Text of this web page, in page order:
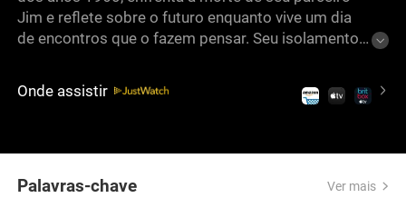
Jim e reflete sobre o futuro enquanto vive um dia
de encontros que o fazem pensar. Seu isolamento
Tom Ford é reconhecida pela precisão visual e pela
atuação de Colin Firth.
Onde assistir
Palavras-chave Ver mais